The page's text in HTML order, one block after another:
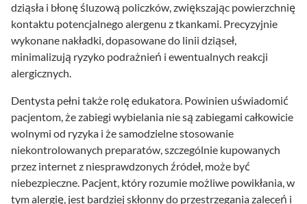
dziąsła i błonę śluzową policzków, zwiększając powierzchnię
kontaktu potencjalnego alergenu z tkankami. Precyzyjnie
wykonane nakładki, dopasowane do linii dziąseł,
minimalizują ryzyko podrażnień i ewentualnych reakcji
alergicznych.
Dentysta pełni także rolę edukatora. Powinien uświadomić
pacjentom, że zabiegi wybielania nie są zabiegami całkowicie
wolnymi od ryzyka i że samodzielne stosowanie
niekontrolowanych preparatów, szczególnie kupowanych
przez internet z niesprawdzonych źródeł, może być
niebezpieczne. Pacjent, który rozumie możliwe powikłania, w
tym alergię, jest bardziej skłonny do przestrzegania zaleceń i